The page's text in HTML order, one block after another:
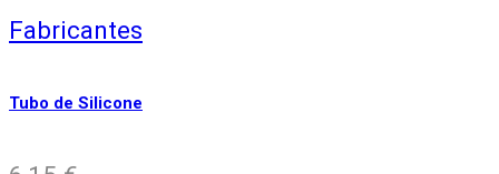
Fabricantes
Tubo de Silicone